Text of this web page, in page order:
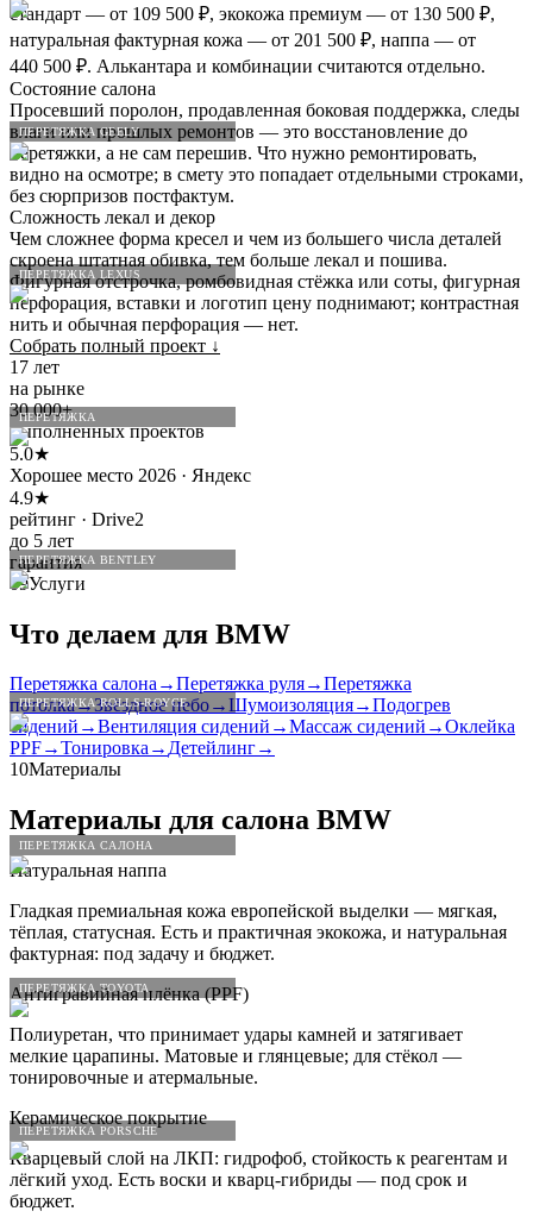
ПЕРЕТЯЖКА GEELY
ПЕРЕТЯЖКА LEXUS
ПЕРЕТЯЖКА
ПЕРЕТЯЖКА BENTLEY
ПЕРЕТЯЖКА ROLLS-ROYCE
ПЕРЕТЯЖКА САЛОНА
ПЕРЕТЯЖКА TOYOTA
ПЕРЕТЯЖКА PORSCHE
стандарт — от 109 500 ₽, экокожа премиум — от 130 500 ₽,
натуральная фактурная кожа — от 201 500 ₽, наппа — от
440 500 ₽. Алькантара и комбинации считаются отдельно.
Состояние салона
Просевший поролон, продавленная боковая поддержка, следы
влаги или прошлых ремонтов — это восстановление до
перетяжки, а не сам перешив. Что нужно ремонтировать,
видно на осмотре; в смету это попадает отдельными строками,
без сюрпризов постфактум.
Сложность лекал и декор
Чем сложнее форма кресел и чем из большего числа деталей
скроена штатная обивка, тем больше лекал и пошива.
Фигурная отстрочка, ромбовидная стёжка или соты, фигурная
перфорация, вставки и логотип цену поднимают; контрастная
нить и обычная перфорация — нет.
Собрать полный проект ↓
17 лет
на рынке
30 000+
выполненных проектов
5.0★
Хорошее место 2026 · Яндекс
4.9★
рейтинг · Drive2
до 5 лет
гарантия
09Услуги
Что делаем для BMW
Перетяжка салона→Перетяжка руля→Перетяжка
потолка→Звёздное небо→Шумоизоляция→Подогрев
сидений →Вентиляция сидений →Массаж сидений →Оклейка
PPF→Тонировка→Детейлинг→
10Материалы
Материалы для салона BMW
Натуральная наппа
Гладкая премиальная кожа европейской выделки — мягкая,
тёплая, статусная. Есть и практичная экокожа, и натуральная
фактурная: под задачу и бюджет.
Антигравийная плёнка (PPF)
Полиуретан, что принимает удары камней и затягивает
мелкие царапины. Матовые и глянцевые; для стёкол —
тонировочные и атермальные.
Керамическое покрытие
Кварцевый слой на ЛКП: гидрофоб, стойкость к реагентам и
лёгкий уход. Есть воски и кварц-гибриды — под срок и
бюджет.